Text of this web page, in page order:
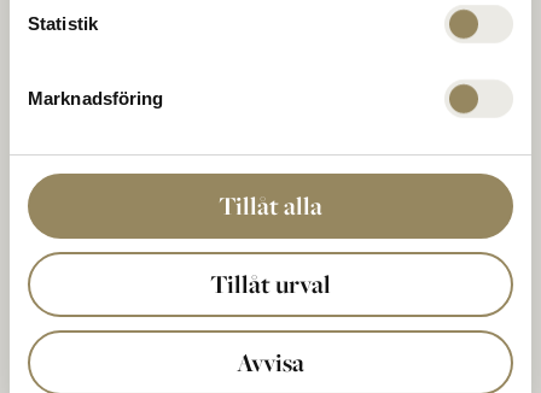
Statistik
Marknadsföring
Tillåt alla
Tillåt urval
Avvisa
233 61 BARA, Sverige
040 635 51 00
Postadresse:
Den Nationale Boks 5
233 02 BARA, Sverige
Organisationsnummer:
556603-1026